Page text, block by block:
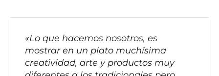
«Lo que hacemos nosotros, es
mostrar en un plato muchísima
creatividad, arte y productos muy